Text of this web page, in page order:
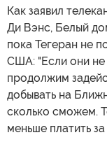
Как заявил
Ди Вэнс, Белый
пока Тегеран не
США: "Если они не
продолжим
добывать на
сколько сможем.
меньше платить